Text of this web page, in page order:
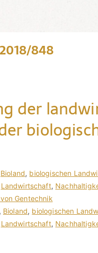
848
der
Bioland, biologischen
Landwirtschaft,
Gentechnik
Bioland, biologischen
Landwirtschaft,